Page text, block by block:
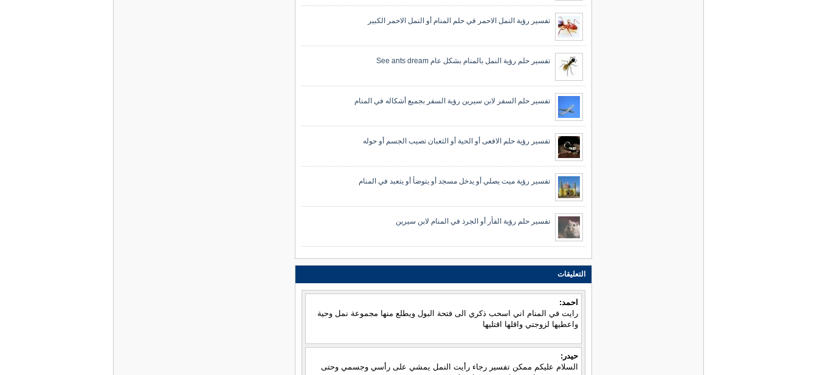
تفسير رؤية النمل الاحمر في حلم المنام أو النمل الاحمر الكبير
تفسير حلم رؤية النمل بالمنام بشكل عام See ants dream
تفسير حلم السفر لابن سيرين رؤية السفر بجميع أشكاله في المنام
تفسير رؤية حلم الافعى أو الحية أو الثعبان تصيب الجسم أو حوله
تفسير رؤية ميت يصلي أو يدخل مسجد أو يتوضأ أو يتعبد في المنام
تفسير حلم رؤية الفأر أو الجرذ في المنام لابن سيرين
التعليقات
احمد:
رايت في المنام اني اسحب ذكري الى فتحة البول ويطلع منها مجموعة نمل وحية
واعطيها لزوجتي واقلها اقتليها
حيدر:
السلام عليكم ممكن تفسير رجاء رأيت النمل يمشي على رأسي وجسمي وحتى